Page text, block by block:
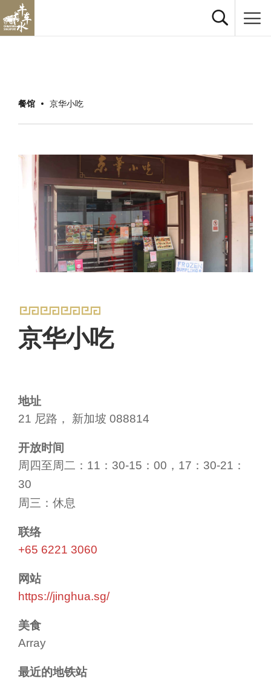
餐馆 京华小吃
京华小吃
地址
21 尼路， 新加坡 088814
开放时间
周四至周二：11：30-15：00，17：30-21：
30
周三：休息
联络
+65 6221 3060
网站
https://jinghua.sg/
美食
Array
最近的地铁站